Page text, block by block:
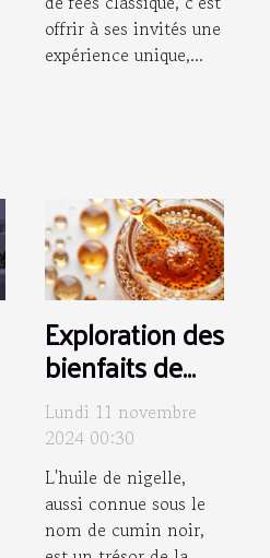
offrir à ses invités une
expérience unique,...
Exploration des
bienfaits de
l'huile de
nigelle pour
peau et
cheveux
Lundi 11 novembre
2024 00:30
L'huile de nigelle,
aussi connue sous le
nom de cumin noir,